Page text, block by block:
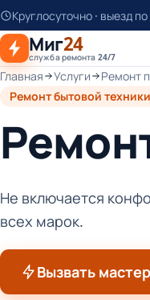
К
основному
контенту
Круглосуточно · выезд
Миг24
служба ремонта 24/7
Главная Услуги Ремонт
Ремонт бытовой
Не включается
всех марок.
Вызвать